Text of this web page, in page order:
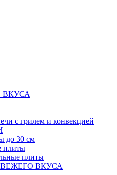
ВКУСА
с грилем и конвекцией
до 30 см
плиты
плиты
ВКУСА